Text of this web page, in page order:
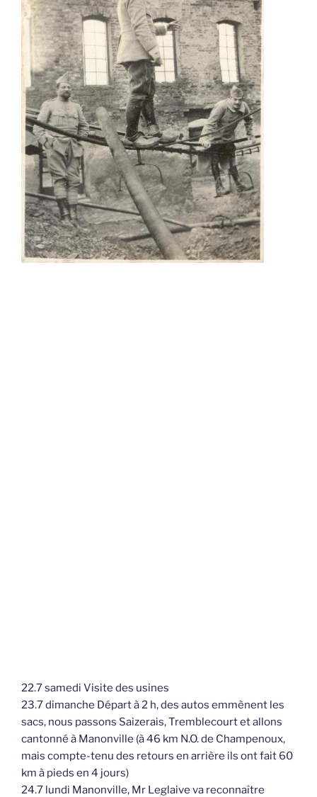
22.7 samedi Visite des usines
23.7 dimanche Départ à 2 h, des autos emmènent les
sacs, nous passons Saizerais, Tremblecourt et allons
cantonné à Manonville (à 46 km N.O. de Champenoux,
mais compte-tenu des retours en arrière ils ont fait 60
km à pieds en 4 jours)
24.7 lundi Manonville, Mr Leglaive va reconnaître